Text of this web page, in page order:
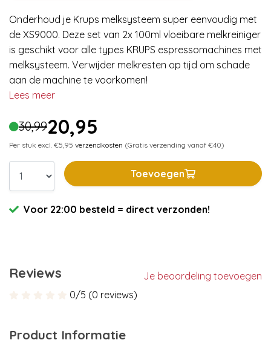
Onderhoud je Krups melksysteem super eenvoudig met
de XS9000. Deze set van 2x 100ml vloeibare melkreiniger
is geschikt voor alle types KRUPS espressomachines met
melksysteem. Verwijder melkresten op tijd om schade
aan de machine te voorkomen!
Lees meer
30,9920,95
Per stuk excl. €5,95 verzendkosten (Gratis verzending vanaf €40)
Toevoegen
Voor 22:00 besteld = direct verzonden!
Reviews
Je beoordeling toevoegen
0/5 (0 reviews)
Product Informatie